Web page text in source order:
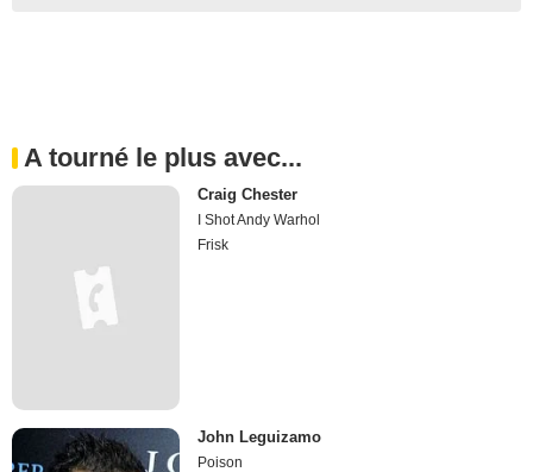
A tourné le plus avec...
Craig Chester
I Shot Andy Warhol
Frisk
John Leguizamo
Poison